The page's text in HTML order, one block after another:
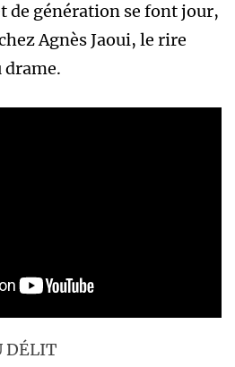
de génération se font jour,
Agnès Jaoui, le rire
drame.
DÉLIT